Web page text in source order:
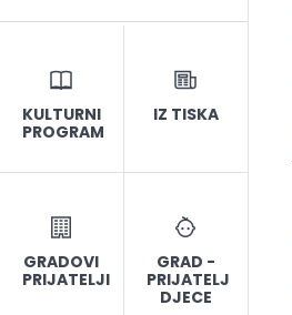
KULTURNI
PROGRAM
IZ TISKA
GRADOVI
PRIJATELJI
GRAD -
PRIJATELJ
DJECE